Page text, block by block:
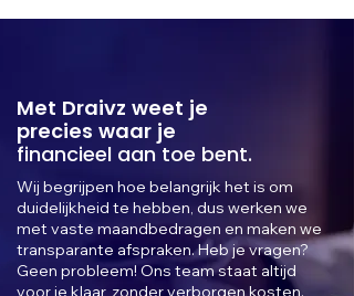
Met Draivz weet je
precies waar je
financieel aan toe bent.
Wij begrijpen hoe belangrijk het is om
duidelijkheid te hebben, dus werken we
met vaste maandbedragen en maken we
transparante afspraken. Heb je vragen?
Geen probleem! Ons team staat altijd
voor je klaar, zonder verborgen kosten.